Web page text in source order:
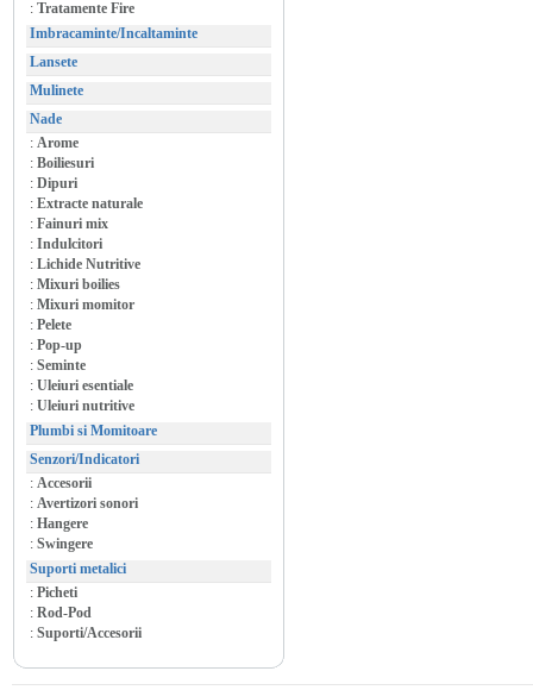
: Tratamente Fire
Imbracaminte/Incaltaminte
Lansete
Mulinete
Nade
: Arome
: Boiliesuri
: Dipuri
: Extracte naturale
: Fainuri mix
: Indulcitori
: Lichide Nutritive
: Mixuri boilies
: Mixuri momitor
: Pelete
: Pop-up
: Seminte
: Uleiuri esentiale
: Uleiuri nutritive
Plumbi si Momitoare
Senzori/Indicatori
: Accesorii
: Avertizori sonori
: Hangere
: Swingere
Suporti metalici
: Picheti
: Rod-Pod
: Suporti/Accesorii